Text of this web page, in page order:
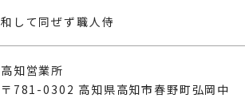
和して同ぜず職人侍
高知営業所
〒781-0302 高知県高知市春野町弘岡中